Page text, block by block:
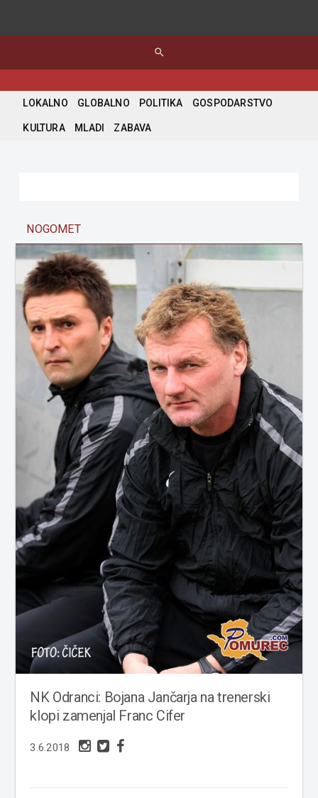
search
LOKALNO GLOBALNO POLITIKA GOSPODARSTVO
KULTURA MLADI ZABAVA
NOGOMET
NK Odranci: Bojana Jančarja na trenerski
klopi zamenjal Franc Cifer
3.6.2018